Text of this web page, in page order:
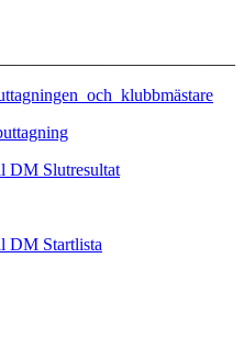
DM Slutresultat
DM Startlista